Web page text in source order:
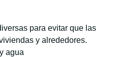
para evitar que las
y alrededores.
agua